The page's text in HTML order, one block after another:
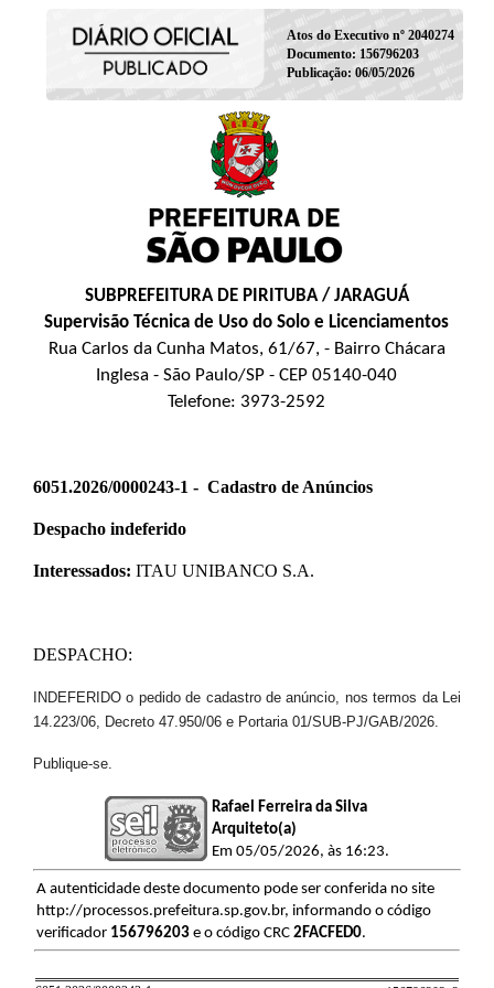
Atos do Executivo nº 2040274
Documento: 156796203
Publicação: 06/05/2026
SUBPREFEITURA DE PIRITUBA / JARAGUÁ
Supervisão Técnica de Uso do Solo e Licenciamentos
Rua Carlos da Cunha Matos, 61/67, - Bairro Chácara
Inglesa - São Paulo/SP - CEP 05140-040
Telefone: 3973-2592
6051.2026/0000243-1 - Cadastro de Anúncios
Despacho indeferido
Interessados: ITAU UNIBANCO S.A.
​DESPACHO:
INDEFERIDO o pedido de cadastro de anúncio, nos termos da Lei
14.223/06, Decreto 47.950/06 e Portaria 01/SUB-PJ/GAB/2026.
Publique-se.
Rafael Ferreira da Silva
Arquiteto(a)
Em 05/05/2026, às 16:23.
A autenticidade deste documento pode ser conferida no site
http://processos.prefeitura.sp.gov.br, informando o código
verificador 156796203e o código CRC 2FACFED0.